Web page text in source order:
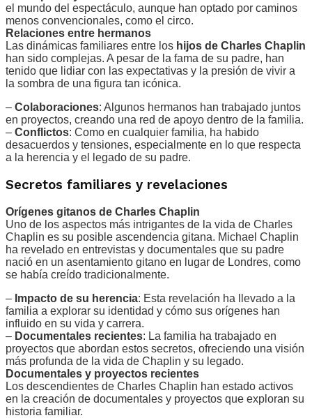
el mundo del espectáculo, aunque han optado por caminos
menos convencionales, como el circo.
Relaciones entre hermanos
Las dinámicas familiares entre los hijos de Charles Chaplin
han sido complejas. A pesar de la fama de su padre, han
tenido que lidiar con las expectativas y la presión de vivir a
la sombra de una figura tan icónica.
– Colaboraciones: Algunos hermanos han trabajado juntos
en proyectos, creando una red de apoyo dentro de la familia.
– Conflictos: Como en cualquier familia, ha habido
desacuerdos y tensiones, especialmente en lo que respecta
a la herencia y el legado de su padre.
Secretos familiares y revelaciones
Orígenes gitanos de Charles Chaplin
Uno de los aspectos más intrigantes de la vida de Charles
Chaplin es su posible ascendencia gitana. Michael Chaplin
ha revelado en entrevistas y documentales que su padre
nació en un asentamiento gitano en lugar de Londres, como
se había creído tradicionalmente.
– Impacto de su herencia: Esta revelación ha llevado a la
familia a explorar su identidad y cómo sus orígenes han
influido en su vida y carrera.
– Documentales recientes: La familia ha trabajado en
proyectos que abordan estos secretos, ofreciendo una visión
más profunda de la vida de Chaplin y su legado.
Documentales y proyectos recientes
Los descendientes de Charles Chaplin han estado activos
en la creación de documentales y proyectos que exploran su
historia familiar.